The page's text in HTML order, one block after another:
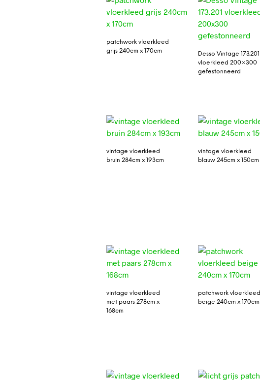
patchwork vloerkleed
grijs 240cm x 170cm
Desso Vintage 173.201
vloerkleed 200×300
gefestonneerd
vintage vloerkleed
bruin 284cm x 193cm
vintage vloerkleed
blauw 245cm x 150cm
vintage vloerkleed
met paars 278cm x
168cm
patchwork vloerkleed
beige 240cm x 170cm